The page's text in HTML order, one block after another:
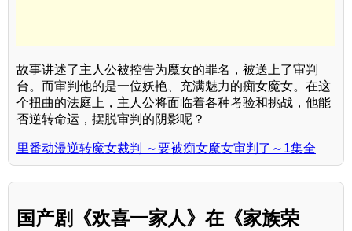
故事讲述了主人公被控告为魔女的罪名，被送上了审判
台。而审判他的是一位妖艳、充满魅力的痴女魔女。在这
个扭曲的法庭上，主人公将面临着各种考验和挑战，他能
否逆转命运，摆脱审判的阴影呢？
里番动漫逆转魔女裁判 ～要被痴女魔女审判了～1集全
国产剧《欢喜一家人》在《家族荣